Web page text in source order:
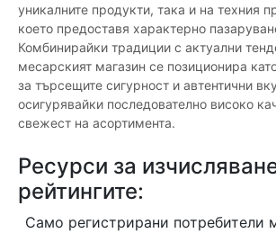
уникалните продукти, така и на техния
което предоставя характерно
Комбинирайки традиции с актуални
месарският магазин се позиционира
за търсещите сигурност и автентични
осигурявайки последователно високо
свежест на асортимента.
Ресурси за
рейтингите:
Само регистрирани потребители